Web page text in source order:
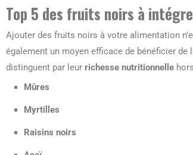
Top 5 des fruits noirs à
Ajouter des fruits noirs à votre alimentation
également un moyen efficace de bénéficier
distinguent par leur richesse nutritionnelle
Mûres
Myrtilles
Raisins noirs